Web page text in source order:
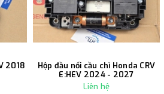
2018
Hộp đầu nối cầu chì Honda CRV
E:HEV 2024 - 2027
Liên hệ